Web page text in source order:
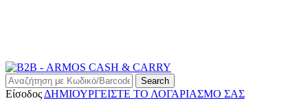
Search
Είσοδος ΔΗΜΙΟΥΡΓΕΙΣΤΕ ΤΟ ΛΟΓΑΡΙΑΣΜΟ ΣΑΣ